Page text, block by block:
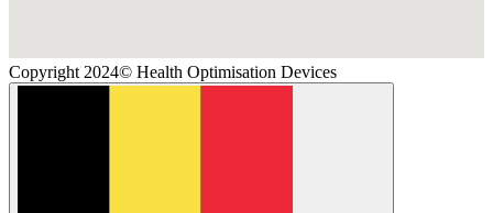
Copyright 2024© Health Optimisation Devices